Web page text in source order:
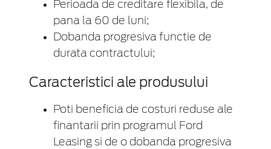
Perioada de creditare flexibila, de
pana la 60 de luni;
Dobanda progresiva functie de
durata contractului;
Caracteristici ale produsului
Poti beneficia de costuri reduse ale
finantarii prin programul Ford
Leasing si de o dobanda progresiva